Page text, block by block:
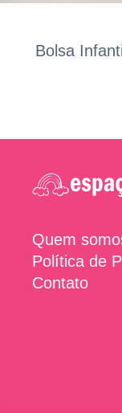
Bolsa
Quem
Política de
Contato